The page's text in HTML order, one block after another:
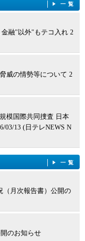
一覧
融"以外"もテコ入れ 2
威の情勢等について 2
模国際共同捜査 日本
03/13 (日テレNEWS N
一覧
（月次報告書）公開の
のお知らせ